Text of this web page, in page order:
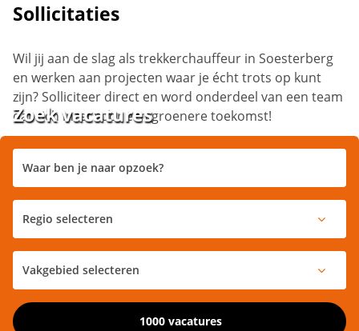
Sollicitaties
Wil jij aan de slag als trekkerchauffeur in Soesterberg
en werken aan projecten waar je écht trots op kunt
zijn? Solliciteer direct en word onderdeel van een team
dat zich inzet voor een groenere toekomst!
Zoek vacatures
1000 vacatures